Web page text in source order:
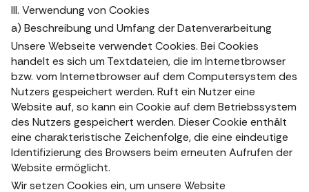
III. Verwendung von Cookies
a) Beschreibung und Umfang der Datenverarbeitung
Unsere Webseite verwendet Cookies. Bei Cookies
handelt es sich um Textdateien, die im Internetbrowser
bzw. vom Internetbrowser auf dem Computersystem des
Nutzers gespeichert werden. Ruft ein Nutzer eine
Website auf, so kann ein Cookie auf dem Betriebssystem
des Nutzers gespeichert werden. Dieser Cookie enthält
eine charakteristische Zeichenfolge, die eine eindeutige
Identifizierung des Browsers beim erneuten Aufrufen der
Website ermöglicht.
Wir setzen Cookies ein, um unsere Website